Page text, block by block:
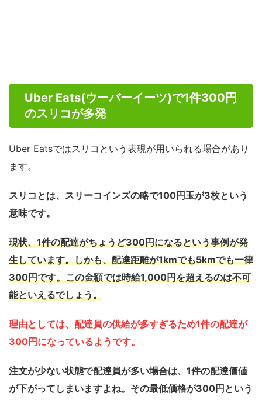
Uber Eats(ウーバーイーツ)で1件300円
のスリコが多発
Uber Eatsではスリコという表現が用いられる場合があり
ます。
スリコとは、スリーコインズの略で100円玉が3枚という
意味です。
現状、1件の配達がちょうど300円になるという事例が発
生しています。しかも、配達距離が1kmでも5kmでも一律
300円です。この金額では時給1,000円を超えるのは不可
能といえるでしょう。
理由としては、配達員の供給が多すぎるため1件の配達が
300円になっているようです。
注文が少ない状態で配達員が多い場合は、1件の配達価値
が下がってしまいますよね。その最低価格が300円という